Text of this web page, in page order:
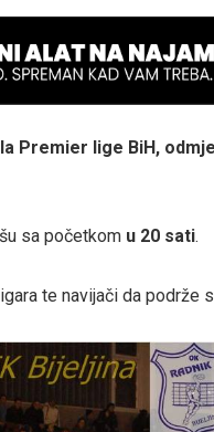
Premier lige BiH,
sa početkom u 20 sati.
te navijači da podrže